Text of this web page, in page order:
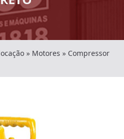
» Motores » Compressor